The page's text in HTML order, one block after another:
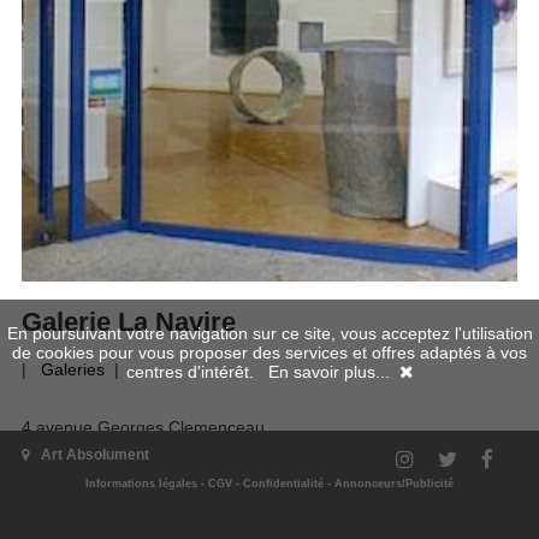
Galerie La Navire
| Galeries|
4 avenue Georges Clemenceau
29211 Brest
Localisation
Art Absolument
Informations légales - CGV - Confidentialité - Annonceurs/Publicité
En poursuivant votre navigation sur ce site, vous acceptez l'utilisation
de cookies pour vous proposer des services et offres adaptés à vos
centres d'intérêt. En savoir plus...